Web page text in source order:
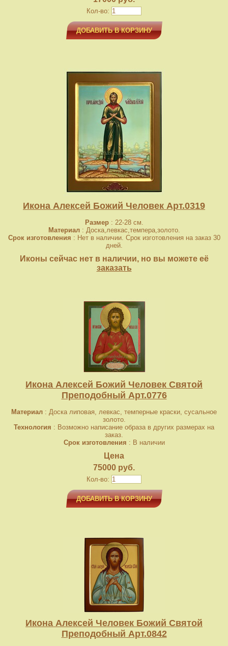
Кол-во:
ДОБАВИТЬ В КОРЗИНУ
Икона Алексей Божий Человек Арт.0319
Размер: 22-28 см.
Материал: Доска,левкас,темпера,золото.
Срок изготовления : Нет в наличии. Срок изготовления на заказ 30
дней.
Иконы сейчас нет в наличии, но вы можете её
заказать
Икона Алексей Божий Человек Святой
Преподобный Арт.0776
Материал : Доска липовая, левкас, темперные краски, сусальное
золото.
Технология : Возможно написание образа в других размерах на
заказ.
Срок изготовления : В наличии
Цена
75000 руб.
Кол-во:
ДОБАВИТЬ В КОРЗИНУ
Икона Алексей Человек Божий Святой
Преподобный Арт.0842